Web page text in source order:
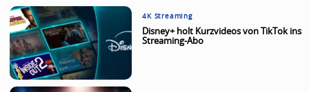
4K Streaming
Disney+ holt Kurzvideos von TikTok ins
Streaming-Abo